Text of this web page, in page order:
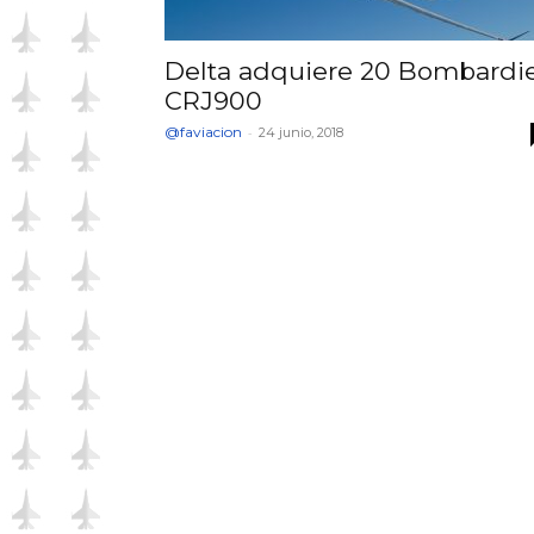
Delta adquiere 20
CRJ900
@faviacion - 24 junio, 2018